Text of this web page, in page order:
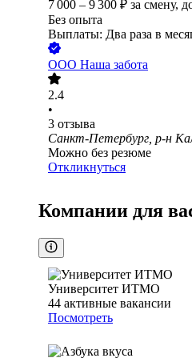
7 000 – 9 300 ₽ за смену,
Без опыта
Выплаты: Два раза в
ООО Наша забота
2.4
•
3 отзыва
Санкт-Петербург, р-н
Можно без резюме
Откликнуться
Компании для
Университет ИТМО
44 активные вакансии
Посмотреть